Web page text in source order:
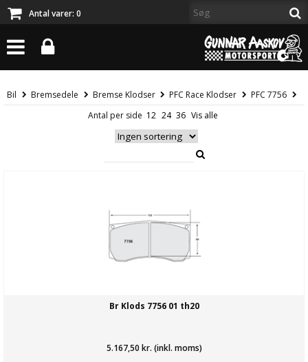
Antal varer: 0
Bil Bremsedele Bremse Klodser PFC Race Klodser
PFC 7756
Antal per side
Br Klods 7756 01 th20
5.167,50 kr. (inkl. moms)